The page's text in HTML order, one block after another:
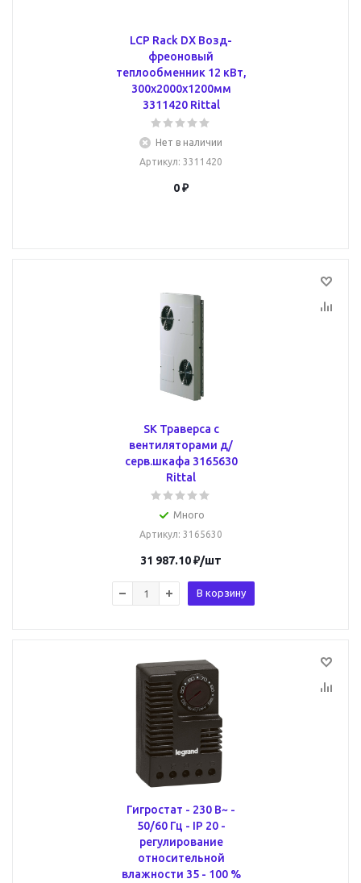
LCP Rack DX Возд-
фреоновый
теплообменник 12 кВт,
300x2000x1200мм
3311420 Rittal
Нет в наличии
Артикул: 3311420
0 ₽
SK Траверса с
вентиляторами д/
серв.шкафа 3165630
Rittal
Много
Артикул: 3165630
31 987.10₽/шт
В корзину
Гигростат - 230 В~ -
50/60 Гц - IP 20 -
регулирование
относительной
влажности 35 - 100 %